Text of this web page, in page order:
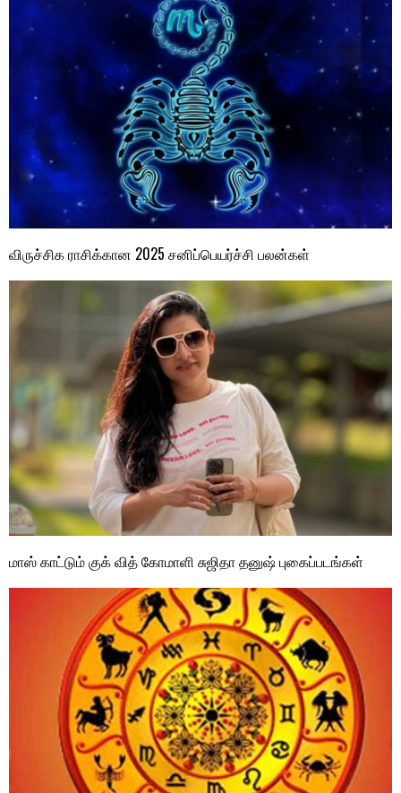
விருச்சிக ராசிக்கான 2025 சனிப்பெயர்ச்சி பலன்கள்
மாஸ் காட்டும் குக் வித் கோமாளி சுஜிதா தனுஷ் புகைப்படங்கள்